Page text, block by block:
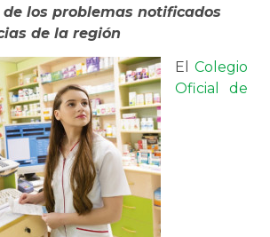
los problemas notificados
de la región
El Colegio
Oficial de